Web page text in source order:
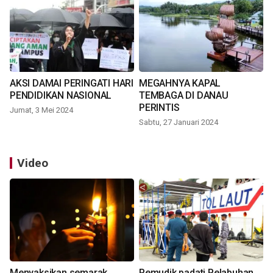
AKSI DAMAI PERINGATI HARI
PENDIDIKAN NASIONAL
Jumat, 3 Mei 2024
MEGAHNYA KAPAL
TEMBAGA DI DANAU
PERINTIS
Sabtu, 27 Januari 2024
Video